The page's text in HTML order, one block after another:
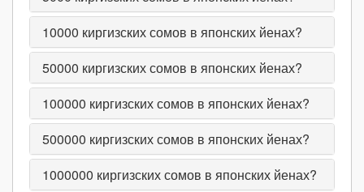
10000 киргизских сомов в японских йенах?
50000 киргизских сомов в японских йенах?
100000 киргизских сомов в японских йенах?
500000 киргизских сомов в японских йенах?
1000000 киргизских сомов в японских йенах?